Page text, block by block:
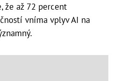
že až 72 percent
vníma vplyv AI na